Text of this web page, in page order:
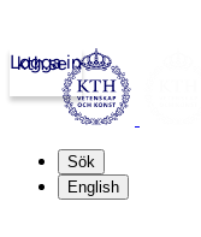
kth.se
Logga in
Sök
English